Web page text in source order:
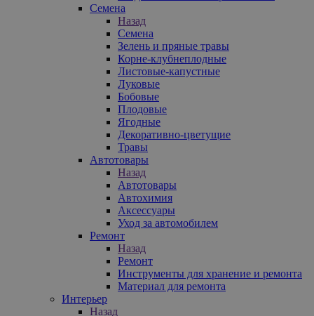
Семена
Назад
Семена
Зелень и пряные травы
Корне-клубнеплодные
Листовые-капустные
Луковые
Бобовые
Плодовые
Ягодные
Декоративно-цветущие
Травы
Автотовары
Назад
Автотовары
Автохимия
Аксессуары
Уход за автомобилем
Ремонт
Назад
Ремонт
Инструменты для хранение и ремонта
Материал для ремонта
Интерьер
Назад